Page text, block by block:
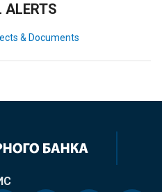
ALERTS
& Documents